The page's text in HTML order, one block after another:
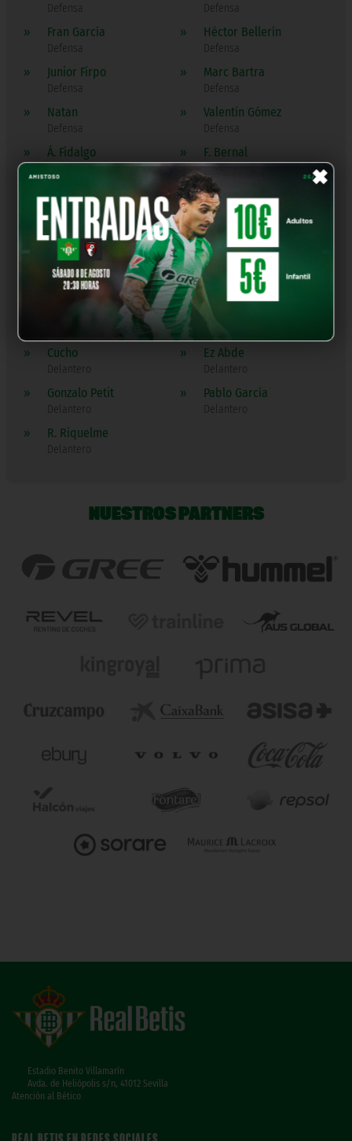
×
Defensa Defensa
» Fran García
Defensa
» Héctor Bellerín
Defensa
» Junior Firpo
Defensa
» Marc Bartra
Defensa
» Natan
Defensa
» Valentín Gómez
Defensa
» Á. Fidalgo » F. Bernal
Centrocampista
G. Lo Celso
Centrocampista
» Iker Losada
Centrocampista
Isco
Centrocampista
» Marc Roca
Centrocampista
N. Deossa
Centrocampista
» Pablo Fornals
Centrocampista
»
» Cucho
Delantero
» Ez Abde
Delantero
» Gonzalo Petit
Delantero
» Pablo García
Delantero
» R. Riquelme
Delantero
NUESTROS PARTNERS
Estadio Benito Villamarín
Avda. de Heliópolis s/n, 41012 Sevilla
Atención al Bético